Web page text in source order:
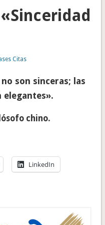
Citas
son sinceras; las
elegantes».
chino.
LinkedIn